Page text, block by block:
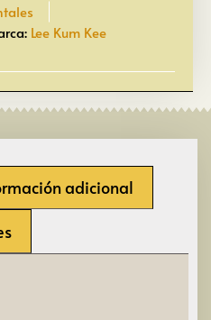
Lee Kum Kee
adicional